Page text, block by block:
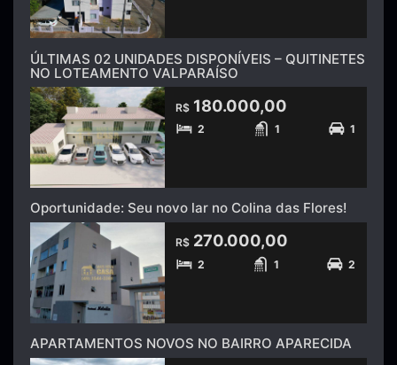
ÚLTIMAS 02 UNIDADES DISPONÍVEIS – QUITINETES
NO LOTEAMENTO VALPARAÍSO
R$ 180.000,00
2 1 1
Oportunidade: Seu novo lar no Colina das Flores!
R$ 270.000,00
2 1 2
APARTAMENTOS NOVOS NO BAIRRO APARECIDA